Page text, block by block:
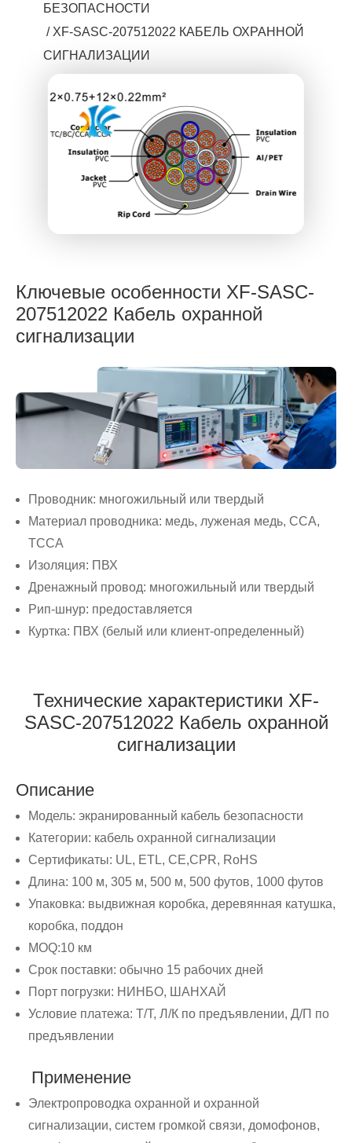
БЕЗОПАСНОСТИ
XF-SASC-207512022 КАБЕЛЬ ОХРАННОЙ
СИГНАЛИЗАЦИИ
Ключевые особенности XF-SASC-
207512022 Кабель охранной
сигнализации
Проводник: многожильный или твердый
Материал проводника: медь, луженая медь, CCA,
TCCA
Изоляция: ПВХ
Дренажный провод: многожильный или твердый
Рип-шнур: предоставляется
Куртка: ПВХ (белый или клиент-определенный)
Технические характеристики XF-
SASC-207512022 Кабель охранной
сигнализации
Описание
Модель: экранированный кабель безопасности
Категории: кабель охранной сигнализации
Сертификаты: UL, ETL, CE,CPR, RoHS
Длина: 100 м, 305 м, 500 м, 500 футов, 1000 футов
Упаковка: выдвижная коробка, деревянная катушка,
коробка, поддон
MOQ:10 км
Срок поставки: обычно 15 рабочих дней
Порт погрузки: НИНБО, ШАНХАЙ
Условие платежа: Т/Т, Л/К по предъявлении, Д/П по
предъявлении
Применение
Электропроводка охранной и охранной
сигнализации, систем громкой связи, домофонов,